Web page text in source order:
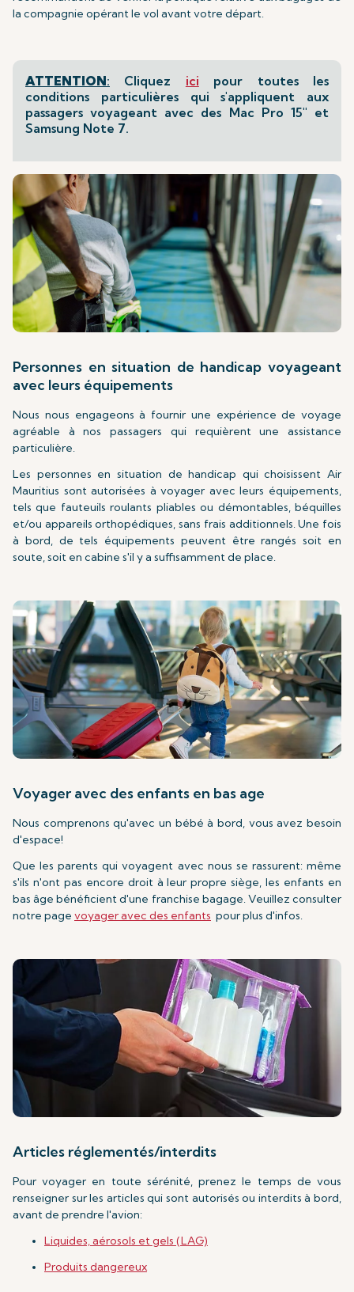
la compagnie opérant le vol avant votre départ.
ATTENTION: Cliquez ici pour toutes les
conditions particulières qui s'appliquent aux
passagers voyageant avec des Mac Pro 15" et
Samsung Note 7.
Personnes en situation de handicap voyageant
avec leurs équipements
Nous nous engageons à fournir une expérience de voyage
agréable à nos passagers qui requièrent une assistance
particulière.
Les personnes en situation de handicap qui choisissent Air
Mauritius sont autorisées à voyager avec leurs équipements,
tels que fauteuils roulants pliables ou démontables, béquilles
et/ou appareils orthopédiques, sans frais additionnels. Une fois
à bord, de tels équipements peuvent être rangés soit en
soute, soit en cabine s'il y a suffisamment de place.
Voyager avec des enfants en bas age
Nous comprenons qu'avec un bébé à bord, vous avez besoin
d'espace!
Que les parents qui voyagent avec nous se rassurent: même
s'ils n'ont pas encore droit à leur propre siège, les enfants en
bas âge bénéficient d'une franchise bagage. Veuillez consulter
notre page voyager avec des enfants pour plus d'infos.
Articles réglementés/interdits
Pour voyager en toute sérénité, prenez le temps de vous
renseigner sur les articles qui sont autorisés ou interdits à bord,
avant de prendre l'avion:
Liquides, aérosols et gels (LAG)
Produits dangereux